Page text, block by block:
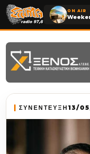
ON AIR
ΣΥΝΕΝΤΕΥΞΗ 13/